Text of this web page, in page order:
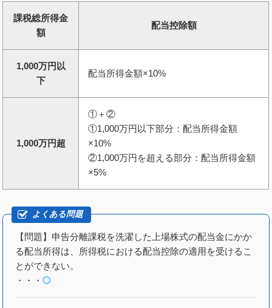
課税総所得金
額
配当控除額
1,000万円以
下
配当所得金額×10%
1,000万円超
①＋②
①1,000万円以下部分：配当所得金額
×10%
②1,000万円を超える部分：配当所得金額
×5%
【問題】申告分離課税を洗濯した上場株式の配当金にかか
る配当所得は、所得税における配当控除の適用を受けるこ
とができない。
・・・